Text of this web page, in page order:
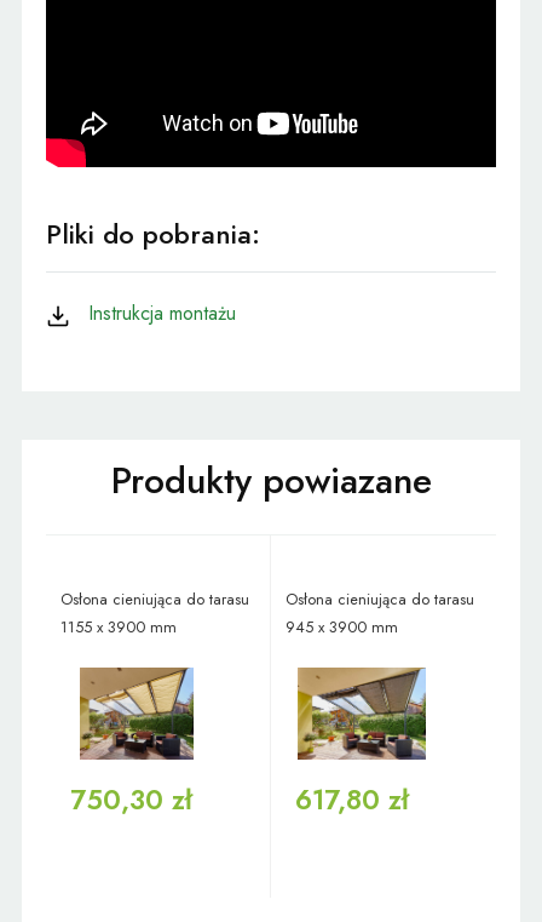
Pliki do pobrania:
Instrukcja montażu
Osłona cieniująca do tarasu
1155 x 3900 mm
750,30 zł
Osłona cieniująca do tarasu
945 x 3900 mm
617,80 zł